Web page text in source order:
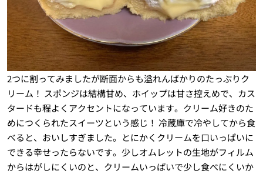
2つに割ってみましたが断面からも溢れんばかりのたっぷりク
リーム！ スポンジは結構甘め、ホイップは甘さ控えめで、カス
タードも程よくアクセントになっています。クリーム好きのた
めにつくられたスイーツという感じ！ 冷蔵庫で冷やしてから食
べると、おいしすぎました。とにかくクリームを口いっぱいに
できる幸せったらないです。少しオムレットの生地がフィルム
からはがしにくいのと、クリームいっぱいで少し食べにくいか